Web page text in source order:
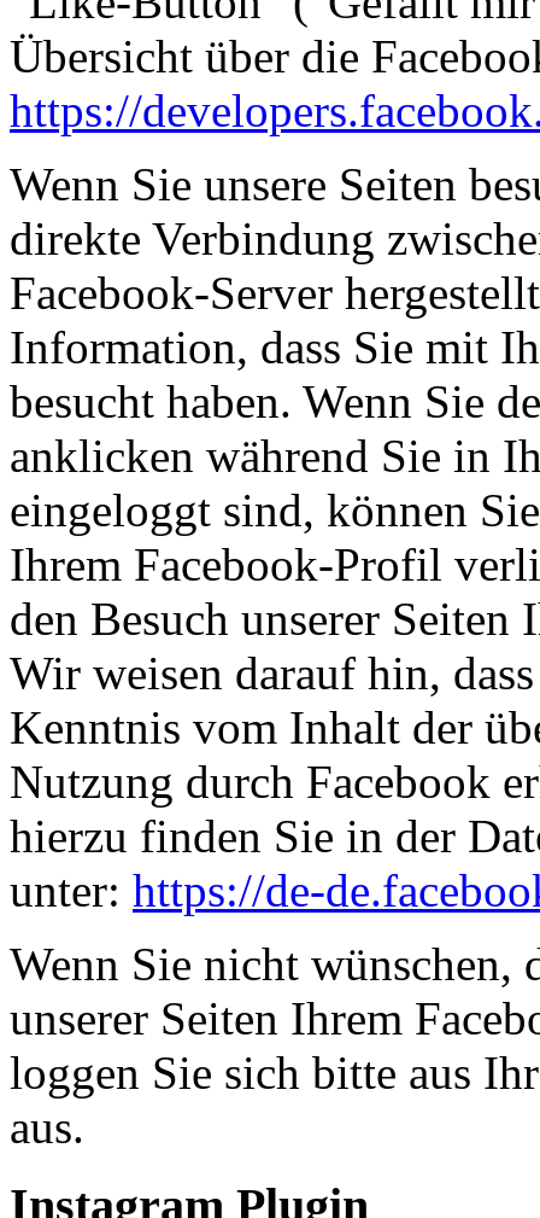
Übersicht über die
https://
Wenn Sie unsere Seiten
direkte Verbindung
Facebook-Server
Information, dass Sie mit
besucht haben. Wenn Sie
anklicken während Sie in
eingeloggt sind, können
Ihrem Facebook-Profil
den Besuch unserer
Wir weisen darauf hin,
Kenntnis vom Inhalt der
Nutzung durch Facebook
hierzu finden Sie in der
unter: https://de-
Wenn Sie nicht wünschen,
unserer Seiten Ihrem
loggen Sie sich bitte aus
aus.
Instagram Plugin